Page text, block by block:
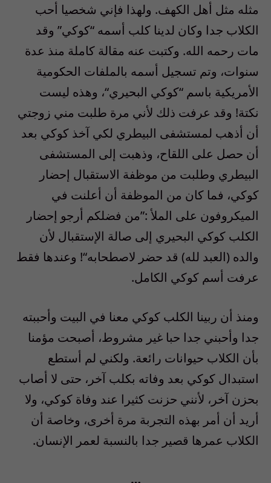
مثله مثل أهل الكهف. ولهذا فإني شخصيا أحب
الكلاب جدا وكان لدينا كلب أسمه “كوكي” وقد
مات رحمه الله. وكتبت عنه مقالة كاملة منذ عدة
سنوات، وتم تسجيل أسمه بالملفات الحكومية
الأمريكية باسم “كوكي البحيري“، وهذه ليست
نكتة! وقد عرفت ذلك لأني مرة طلبت مني زوجتي
أن أذهب لمستشفى البيطري لكي آخذ كوكي بعد
أن حصل على اللقاح، وذهبت إلى المستشفى
البيطري وطلبت من موظفة الاستقبال إحضار
كوكي، فما كان من الموظفة أن أعلنت في
الميكروفون على الملأ:”من فضلكم أرجو إحضار
الكلب كوكي البحيري إلى صالة الإستقبال لأن
والده (العبد لله) قد حضر لاصطحابه“! وعندها فقط
عرفت أسم كوكي الكامل.
ومنذ أن ربينا الكلب كوكي معنا في البيت وأحببته
جدا وأحبني جدا حبا غير مشروط، أصبحت مؤمنا
بأن الكلاب حيوانات رائعة. ولكني لم أستطع
استبدال كوكي بعد وفاته بكلب آخر، حتى لا أصاب
بحزن آخر، لأنني حزنت كثيرا عند وفاة كوكي، ولا
أريد أن أمر بهذه التجربة مرة أخرى، وخاصة أن
الكلاب عمرها قصير جدا بالنسبة لعمر الإنسان.
…